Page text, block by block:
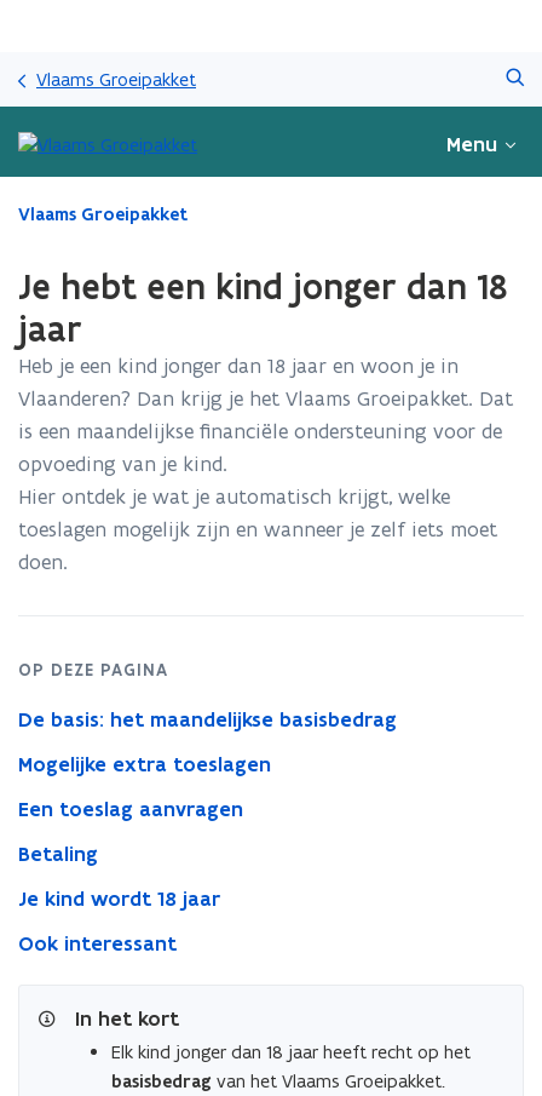
gaan
Vlaams Groeipakket
Menu
Gedaan
bevindt
zich
op:
een
kind
jonger
dan
jaar
Vlaams Groeipakket
Je hebt een kind jonger dan 18
jaar
Heb je een kind jonger dan 18 jaar en woon je in
Vlaanderen? Dan krijg je het Vlaams Groeipakket. Dat
is een maandelijkse financiële ondersteuning voor de
opvoeding van je kind.
Hier ontdek je wat je automatisch krijgt, welke
toeslagen mogelijk zijn en wanneer je zelf iets moet
doen.
OP DEZE PAGINA
De basis: het maandelijkse basisbedrag
Mogelijke extra toeslagen
Een toeslag aanvragen
Betaling
Je kind wordt 18 jaar
Ook interessant
In het kort
Elk kind jonger dan 18 jaar heeft recht op het
basisbedrag van het Vlaams Groeipakket.